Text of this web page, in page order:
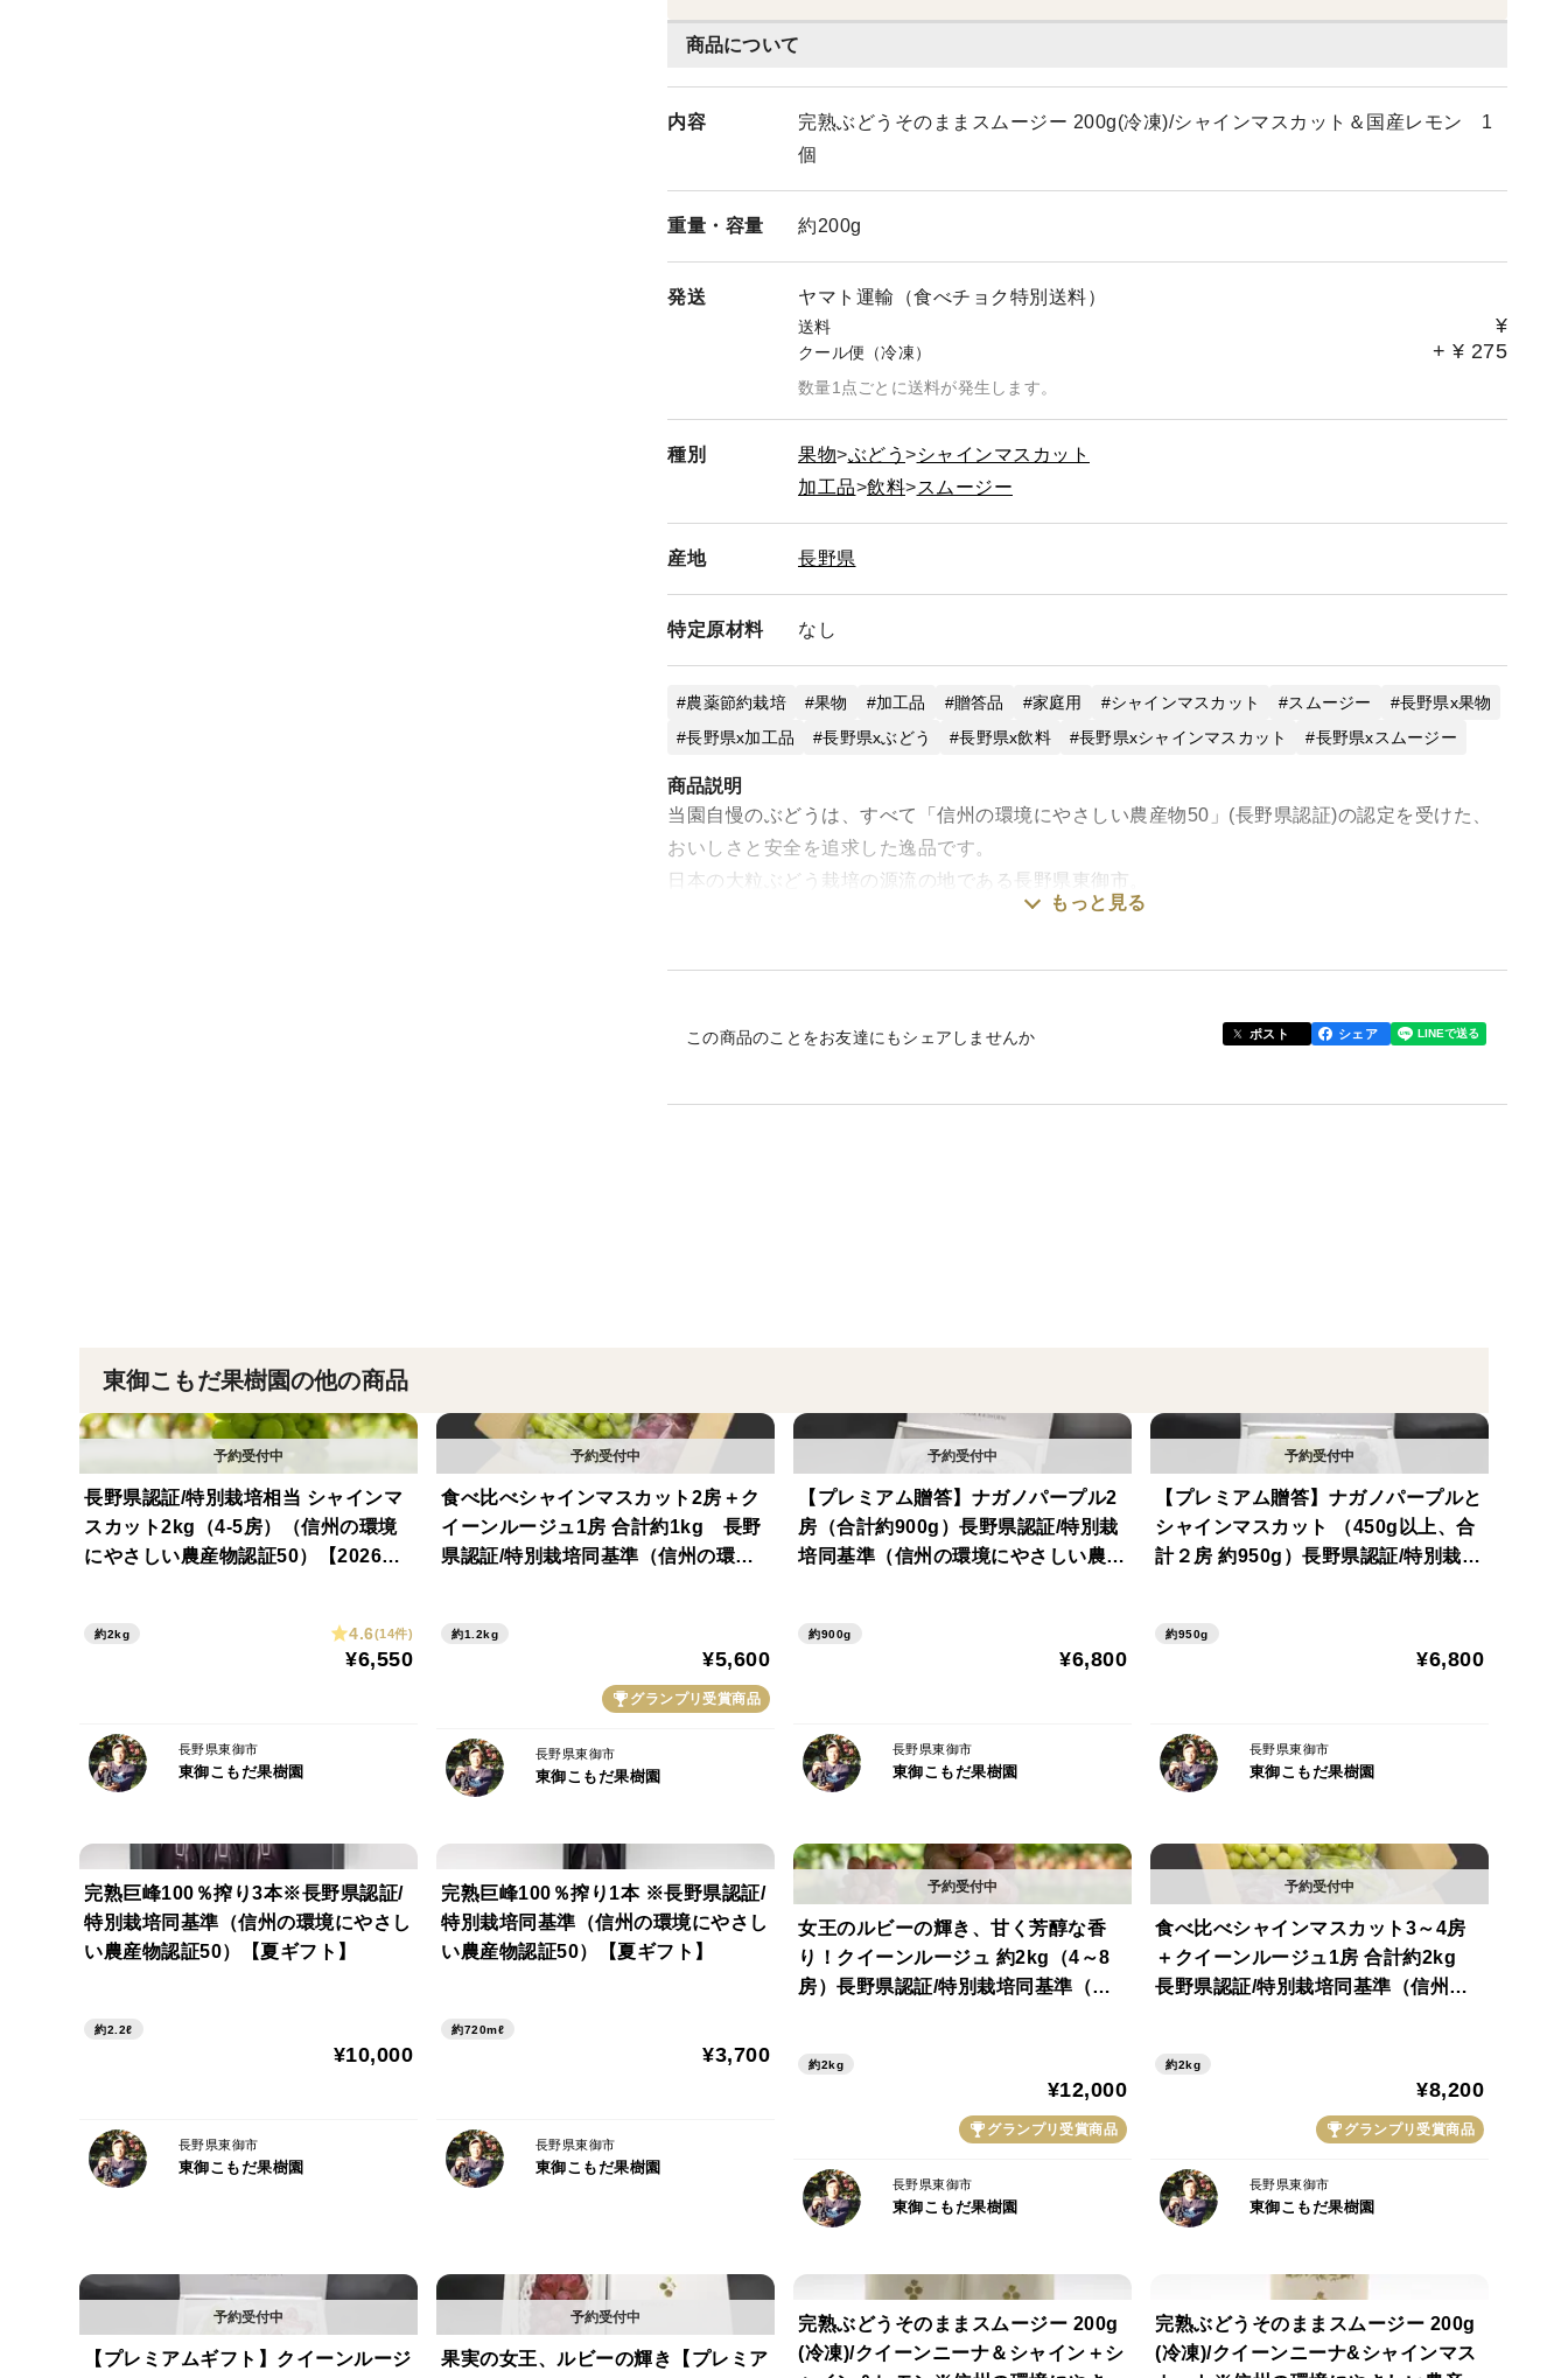
商品について
内容
完熟ぶどうそのままスムージー 200g(冷凍)/シャインマスカット＆国産レモン 1
個
重量・ 容量 約200g
発送 ヤマト運輸（食べチョク特別送料）
送料 ¥
クール便（冷凍） + ¥ 275
数量1点ごとに送料が発生します。
種別 果物 ぶどう
シャインマスカット
加工品
飲料 スムージー
産地 長野県
特定原材料 なし
農薬節約栽培 果物 加工品 贈答品 家庭用 シャインマスカット スムージー
長野県x果物
長野県x加工品
長野県xぶどう 長野県x飲料 長野県xシャインマスカット 長野県xスムージー
商品説明
当園自慢のぶどうは、すべて「信州の環境にやさしい農産物50」(長野県認証)の認定を受けた、
おいしさと安全を追求した逸品です。
日本の大粒ぶどう栽培の源流の地である長野県東御市。
自然循環農法による畑から、完熟した果実だけを収穫し、種・皮・果肉を、丸ごと閉じ込めまし
そのままお届けします。
東御の恵みを、毎日の習慣に。
※流水または冷蔵庫内で解凍してください。
※解凍後は冷蔵庫で保管し、7日以内に お召し上がりください。
※開封後はお早めにお召し上がりください。
販売者:東御こもだ果樹園合同会社
製造者:角井食品株式会社
京都府宇治市槇島町目川80-2
栄養成分表示(100gあたり・推定値)
熱量:60kcal / たんぱく質:0.7g / 脂質:0.2g
▼ フレーバー
シャインマスカット＆国産レモン
【翠の爽香:シャインマスカット】
パリッとした皮から弾けるのは、心まで澄みわたるような爽やかな香り。長野県認証の清らかな
土壌で大切に育てられたからこその、瑞々しい甘さが広がります。
・解凍してそのままで濃厚に
・野菜とブレンドして「ぶどう青汁」に
▼ 産地の特徴東御市は浅間山から連なる南向き斜面が広がり、日照時間が長く、昼夜の寒暖差が
大きいため、高糖度で深い味わいに仕上がります。
もっと見る
この商品のことをお友達にもシェアしませんか ポスト シェア
田ケーブルジョンUCVレポート 2026年6月 信濃毎日新聞に掲載 2026年7月14日 テ
東御こもだ果樹園の他の商品
長野県認証/特別栽培相当 シャインマ
スカット2kg（4-5房）（信州の環境
にやさしい農産物認証50）【2026年
約2kg 4.6(14件)
¥6,550
長野県東御市
東御こもだ果樹園
食べ比べシャインマスカット2房＋ク
イーンルージュ1房 合計約1kg 長野
県認証/特別栽培同基準（信州の環境
約1.2kg
¥5,600
グランプリ受賞商品
長野県東御市
東御こもだ果樹園
【プレミアム贈答】ナガノパープル2
房（合計約900g）長野県認証/特別栽
培同基準（信州の環境にやさしい農産
約900g
¥6,800
長野県東御市
東御こもだ果樹園
【プレミアム贈答】ナガノパープルと
シャインマスカット （450g以上、合
計２房 約950g）長野県認証/特別栽培
約950g
¥6,800
長野県東御市
東御こもだ果樹園
完熟巨峰100％搾り3本※長野県認証/
特別栽培同基準（信州の環境にやさし
い農産物認証50）【夏ギフト】
約2.2ℓ
¥10,000
長野県東御市
東御こもだ果樹園
完熟巨峰100％搾り1本 ※長野県認証/
特別栽培同基準（信州の環境にやさし
い農産物認証50）【夏ギフト】
約720mℓ
¥3,700
長野県東御市
東御こもだ果樹園
女王のルビーの輝き、甘く芳醇な香
り！クイーンルージュ 約2kg（4～8
房）長野県認証/特別栽培同基準（信
約2kg
¥12,000
グランプリ受賞商品
長野県東御市
東御こもだ果樹園
食べ比べシャインマスカット3～4房
＋クイーンルージュ1房 合計約2kg
長野県認証/特別栽培同基準（信州の
約2kg
¥8,200
グランプリ受賞商品
長野県東御市
東御こもだ果樹園
【プレミアムギフト】クイーンルージ 果実の女王、ルビーの輝き【プレミア
完熟ぶどうそのままスムージー 200g
(冷凍)/クイーンニーナ＆シャイン＋シ
完熟ぶどうそのままスムージー 200g
(冷凍)/クイーンニーナ&シャインマス